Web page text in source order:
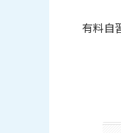
有料自